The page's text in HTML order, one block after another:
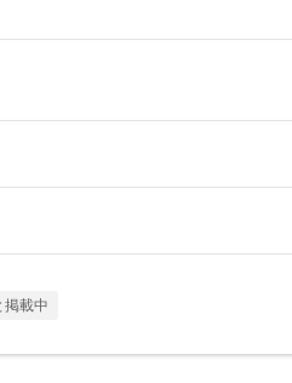
掲載中